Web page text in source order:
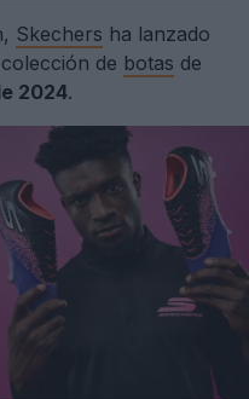
Skechers ha lanzado
de botas de
2024.